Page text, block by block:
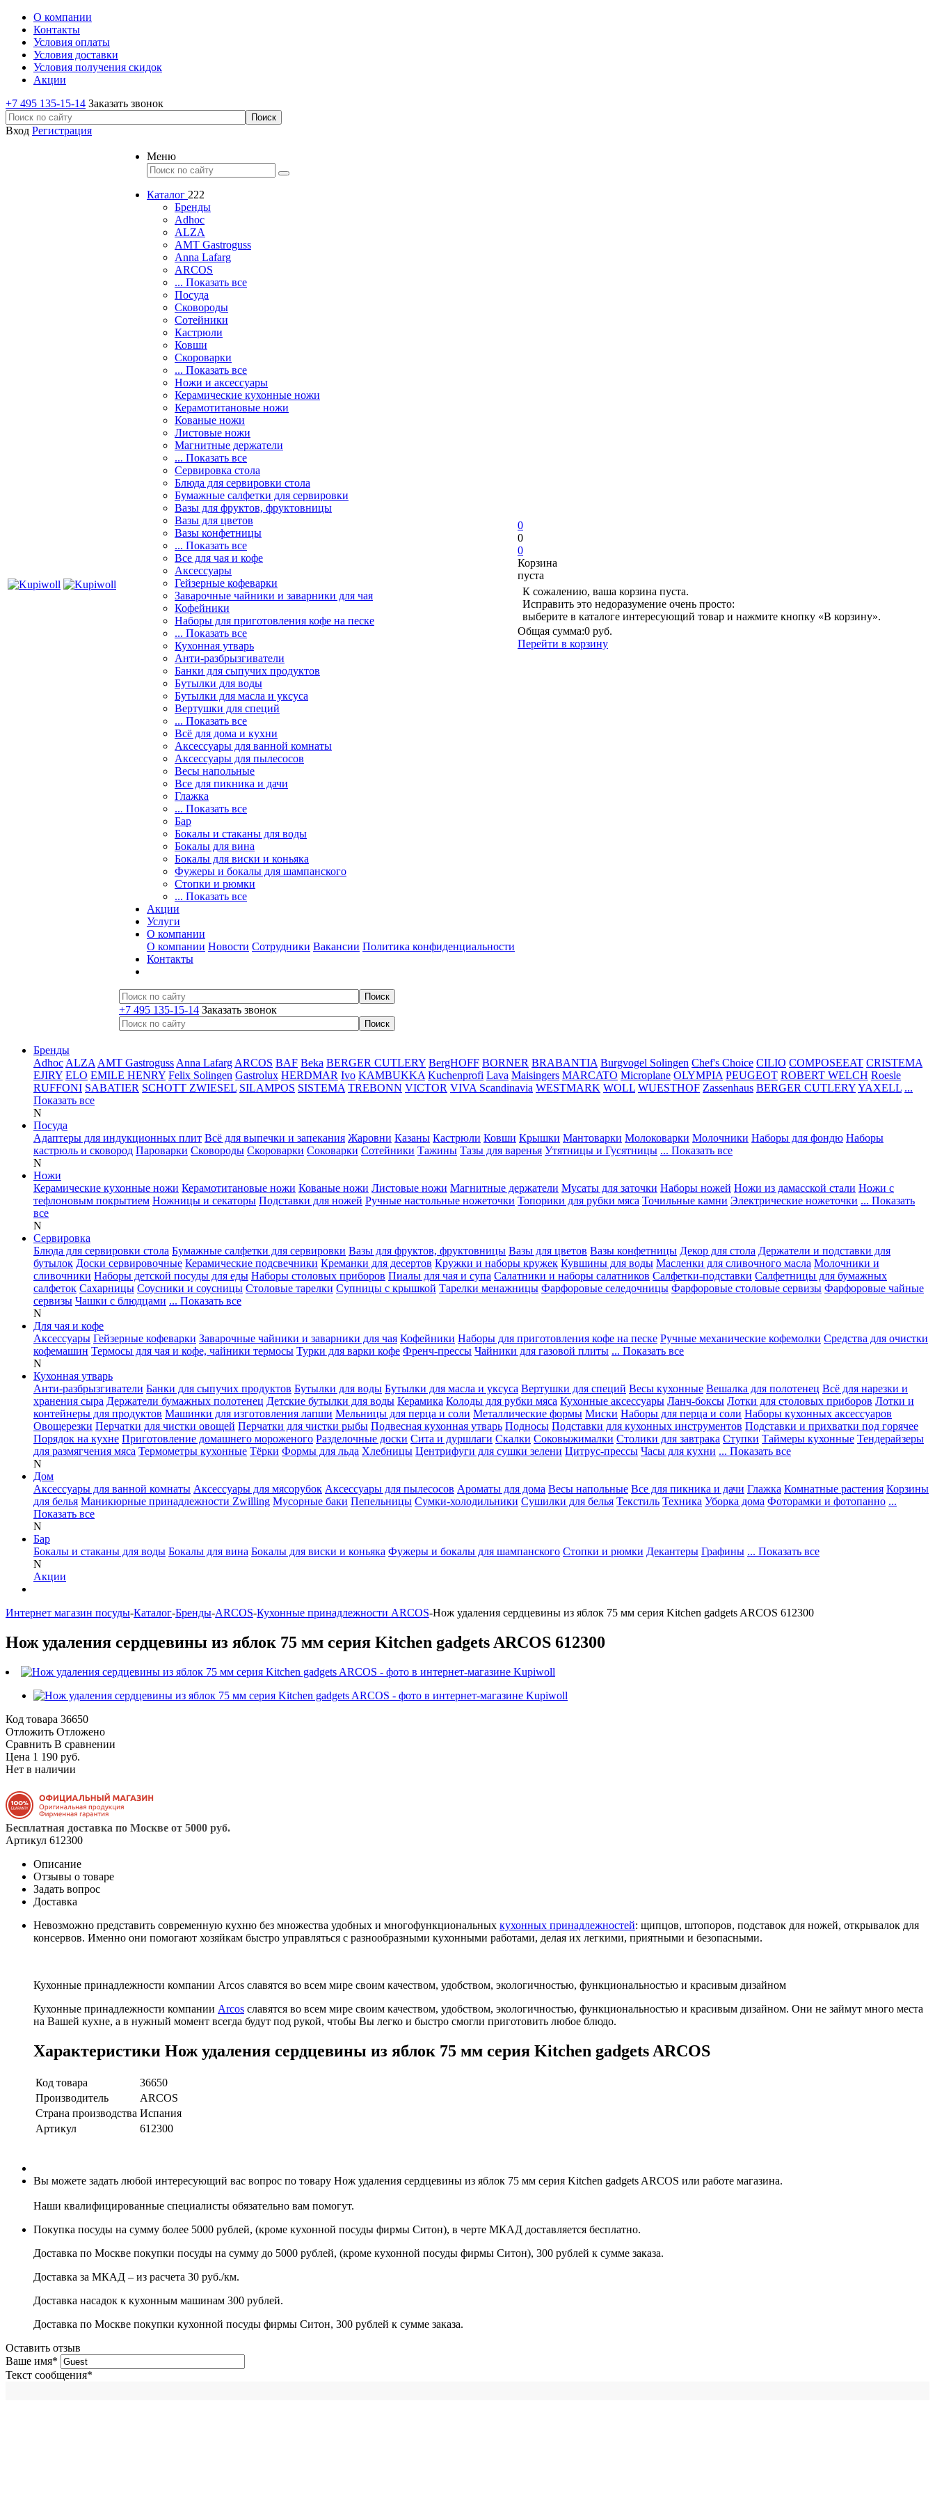
О компании
Контакты
Условия оплаты
Условия доставки
Условия получения скидок
Акции
+7 495 135-15-14 Заказать звонок
Вход Регистрация
Меню
Каталог 222
Бренды
Adhoc
ALZA
AMT Gastroguss
Anna Lafarg
ARCOS
... Показать все
Посуда
Сковороды
Сотейники
Кастрюли
Ковши
Скороварки
... Показать все
Ножи и аксессуары
Керамические кухонные ножи
Керамотитановые ножи
Кованые ножи
Листовые ножи
Магнитные держатели
... Показать все
Сервировка стола
Блюда для сервировки стола
Бумажные салфетки для сервировки
Вазы для фруктов, фруктовницы
Вазы для цветов
Вазы конфетницы
... Показать все
Все для чая и кофе
Аксессуары
Гейзерные кофеварки
Заварочные чайники и заварники для чая
Кофейники
Наборы для приготовления кофе на песке
... Показать все
Кухонная утварь
Анти-разбрызгиватели
Банки для сыпучих продуктов
Бутылки для воды
Бутылки для масла и уксуса
Вертушки для специй
... Показать все
Всё для дома и кухни
Аксессуары для ванной комнаты
Аксессуары для пылесосов
Весы напольные
Все для пикника и дачи
Глажка
... Показать все
Бар
Бокалы и стаканы для воды
Бокалы для вина
Бокалы для виски и коньяка
Фужеры и бокалы для шампанского
Стопки и рюмки
... Показать все
Акции
Услуги
О компании
О компании Новости Сотрудники Вакансии Политика конфиденциальности
Контакты
+7 495 135-15-14 Заказать звонок
0
0
0
Корзина
пуста
К сожалению, ваша корзина пуста.
Исправить это недоразумение очень просто:
выберите в каталоге интересующий товар и нажмите кнопку «В корзину».
Общая сумма:0 руб.
Перейти в корзину
Бренды
Adhoc ALZA AMT Gastroguss Anna Lafarg ARCOS BAF Beka BERGER CUTLERY BergHOFF BORNER BRABANTIA Burgvogel Solingen Chef's Choice CILIO COMPOSEEAT CRISTEMA
EJIRY ELO EMILE HENRY Felix Solingen Gastrolux HERDMAR Ivo KAMBUKKA Kuchenprofi Lava Maisingers MARCATO Microplane OLYMPIA PEUGEOT ROBERT WELCH Roesle
RUFFONI SABATIER SCHOTT ZWIESEL SILAMPOS SISTEMA TREBONN VICTOR VIVA Scandinavia WESTMARK WOLL WUESTHOF Zassenhaus BERGER CUTLERYYAXELL ...
Показать все
N
Посуда
Адаптеры для индукционных плит Всё для выпечки и запекания Жаровни Казаны Кастрюли Ковши Крышки Мантоварки Молоковарки Молочники Наборы для фондю Наборы
кастрюль и сковород Пароварки Сковороды Скороварки Соковарки Сотейники Тажины Тазы для варенья Утятницы и Гусятницы ... Показать все
N
Ножи
Керамические кухонные ножи Керамотитановые ножи Кованые ножи Листовые ножи Магнитные держатели Мусаты для заточки Наборы ножей Ножи из дамасской стали Ножи с
тефлоновым покрытием Ножницы и секаторы Подставки для ножей Ручные настольные ножеточки Топорики для рубки мяса Точильные камни Электрические ножеточки ... Показать
все
N
Сервировка
Блюда для сервировки стола Бумажные салфетки для сервировки Вазы для фруктов, фруктовницы Вазы для цветов Вазы конфетницы Декор для стола Держатели и подставки для
бутылок Доски сервировочные Керамические подсвечники Креманки для десертов Кружки и наборы кружек Кувшины для воды Масленки для сливочного масла Молочники и
сливочники Наборы детской посуды для еды Наборы столовых приборов Пиалы для чая и супа Салатники и наборы салатников Салфетки-подставки Салфетницы для бумажных
салфеток Сахарницы Соусники и соусницы Столовые тарелки Супницы с крышкой Тарелки менажницы Фарфоровые селедочницы Фарфоровые столовые сервизы Фарфоровые чайные
сервизы Чашки с блюдцами ... Показать все
N
Для чая и кофе
Аксессуары Гейзерные кофеварки Заварочные чайники и заварники для чая Кофейники Наборы для приготовления кофе на песке Ручные механические кофемолки Средства для очистки
кофемашин Термосы для чая и кофе, чайники термосы Турки для варки кофе Френч-прессы Чайники для газовой плиты ... Показать все
N
Кухонная утварь
Анти-разбрызгиватели Банки для сыпучих продуктов Бутылки для воды Бутылки для масла и уксуса Вертушки для специй Весы кухонные Вешалка для полотенец Всё для нарезки и
хранения сыра Держатели бумажных полотенец Детские бутылки для воды Керамика Колоды для рубки мяса Кухонные аксессуары Ланч-боксы Лотки для столовых приборов Лотки и
контейнеры для продуктов Машинки для изготовления лапши Мельницы для перца и соли Металлические формы Миски Наборы для перца и соли Наборы кухонных аксессуаров
Овощерезки Перчатки для чистки овощей Перчатки для чистки рыбы Подвесная кухонная утварь Подносы Подставки для кухонных инструментов Подставки и прихватки под горячее
Порядок на кухне Приготовление домашнего мороженого Разделочные доски Сита и дуршлаги Скалки Соковыжималки Столики для завтрака Ступки Таймеры кухонные Тендерайзеры
для размягчения мяса Термометры кухонные Тёрки Формы для льда Хлебницы Центрифуги для сушки зелени Цитрус-прессы Часы для кухни ... Показать все
N
Дом
Аксессуары для ванной комнаты Аксессуары для мясорубок Аксессуары для пылесосов Ароматы для дома Весы напольные Все для пикника и дачи Глажка Комнатные растения Корзины
для белья Маникюрные принадлежности Zwilling Мусорные баки Пепельницы Сумки-холодильники Сушилки для белья Текстиль Техника Уборка дома Фоторамки и фотопанно ...
Показать все
N
Бар
Бокалы и стаканы для воды Бокалы для вина Бокалы для виски и коньяка Фужеры и бокалы для шампанского Стопки и рюмки Декантеры Графины ... Показать все
N
Акции
Интернет магазин посуды-Каталог-Бренды-ARCOS-Кухонные принадлежности ARCOS-Нож удаления сердцевины из яблок 75 мм серия Kitchen gadgets ARCOS 612300
Нож удаления сердцевины из яблок 75 мм серия Kitchen gadgets ARCOS 612300
Код товара 36650
Отложить Отложено
Сравнить В сравнении
Цена 1 190 руб.
Нет в наличии
Бесплатная доставка по Москве от 5000 руб.
Артикул 612300
Описание
Отзывы о товаре
Задать вопрос
Доставка
Невозможно представить современную кухню без множества удобных и многофункциональных кухонных принадлежностей: щипцов, штопоров, подставок для ножей, открывалок для
консервов. Именно они помогают хозяйкам быстро управляться с разнообразными кухонными работами, делая их легкими, приятными и безопасными.
Кухонные принадлежности компании Arcos славятся во всем мире своим качеством, удобством, экологичностью, функциональностью и красивым дизайном
Кухонные принадлежности компании Arcos славятся во всем мире своим качеством, удобством, экологичностью, функциональностью и красивым дизайном. Они не займут много места
на Вашей кухне, а в нужный момент всегда будут под рукой, чтобы Вы легко и быстро смогли приготовить любое блюдо.
Характеристики Нож удаления сердцевины из яблок 75 мм серия Kitchen gadgets ARCOS
Код товара
36650
Производитель
ARCOS
Страна производства Испания
Артикул
612300
Вы можете задать любой интересующий вас вопрос по товару Нож удаления сердцевины из яблок 75 мм серия Kitchen gadgets ARCOS или работе магазина.
Наши квалифицированные специалисты обязательно вам помогут.
Покупка посуды на сумму более 5000 рублей, (кроме кухонной посуды фирмы Ситон), в черте МКАД доставляется бесплатно.
Доставка по Москве покупки посуды на сумму до 5000 рублей, (кроме кухонной посуды фирмы Ситон), 300 рублей к сумме заказа.
Доставка за МКАД – из расчета 30 руб./км.
Доставка насадок к кухонным машинам 300 рублей.
Доставка по Москве покупки кухонной посуды фирмы Ситон, 300 рублей к сумме заказа.
Оставить отзыв
Ваше имя*
Текст сообщения*